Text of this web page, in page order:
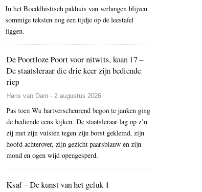
In het Boeddhistisch pakhuis van verlangen blijven
sommige teksten nog een tijdje op de leestafel
liggen.
De Poortloze Poort voor nitwits, koan 17 –
De staatsleraar die drie keer zijn bediende
riep
Hans van Dam - 2 augustus 2026
Pas toen Wu hartverscheurend begon te janken ging
de bediende eens kijken. De staatsleraar lag op z’n
zij met zijn vuisten tegen zijn borst geklemd, zijn
hoofd achterover, zijn gezicht paarsblauw en zijn
mond en ogen wijd opengesperd.
Ksaf – De kunst van het geluk 1